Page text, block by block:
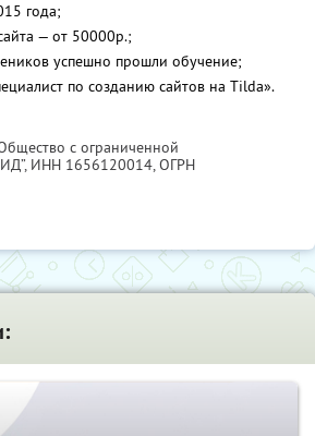
года;
— от 50000р.;
успешно прошли обучение;
по созданию сайтов на Tilda».
с ограниченной
ИНН 1656120014, ОГРН